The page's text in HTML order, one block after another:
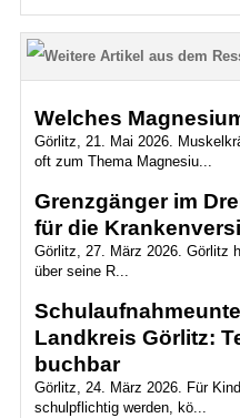
Welches
Görlitz, 21. Mai 2026.
oft zum Thema Magnesiu...
Grenzgänger im
für die
Görlitz, 27. März 2026. Görlitz
über seine R...
Landkreis Görlitz:
buchbar
Görlitz, 24. März 2026. Für
schulpflichtig werden, kö...